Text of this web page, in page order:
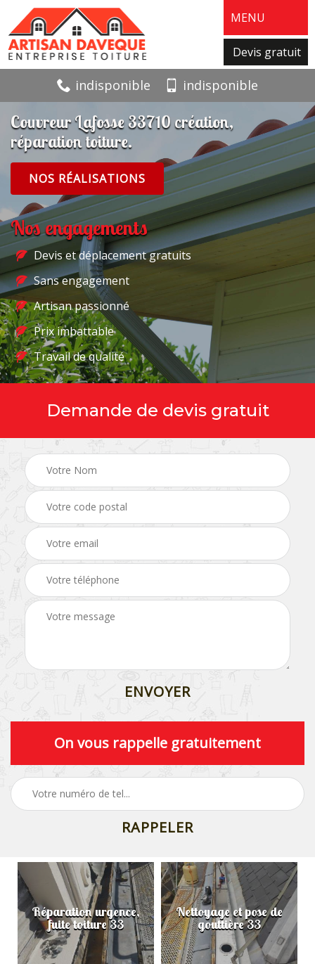
MENU
Devis gratuit
indisponible indisponible
Couvreur Lafosse 33710 création,
réparation toiture.
NOS RÉALISATIONS
Nos engagements
Devis et déplacement gratuits
Sans engagement
Artisan passionné
Prix imbattable
Travail de qualité
Demande de devis gratuit
On vous rappelle gratuitement
Réparation urgence,
fuite toiture 33
Nettoyage et pose de
gouttière 33